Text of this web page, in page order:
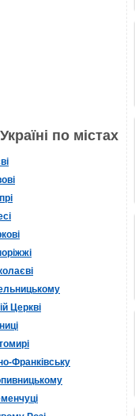
по містах
Церкві
Франківську